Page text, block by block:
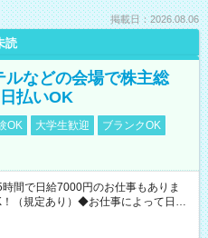
掲載日：2026.08.06
読
ルなどの会場で株主総
払いOK
OK 大学生歓迎
ブランクOK
間で日給7000円のお仕事もありま
（規定あり）◆お仕事によって日給